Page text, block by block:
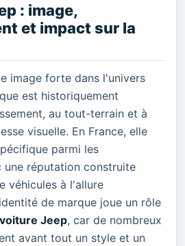
: image,
et impact sur la
image forte dans l'univers
est historiquement
au tout-terrain et à
visuelle. En France, elle
parmi les
une réputation construite
véhicules à l'allure
de marque joue un rôle
Jeep, car de nombreux
avant tout un style et un